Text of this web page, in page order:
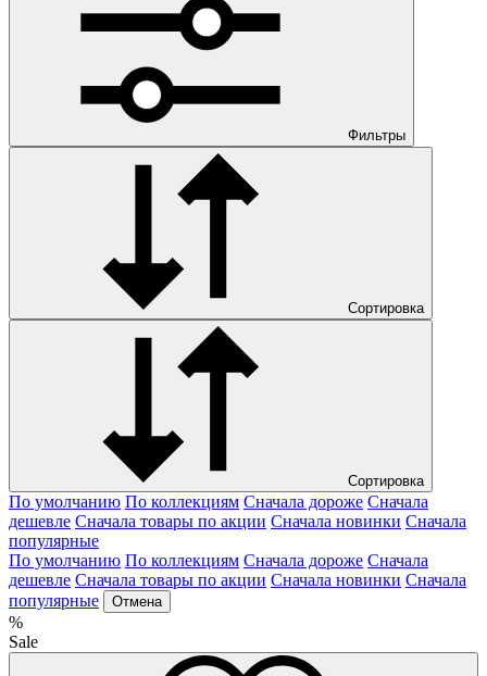
Фильтры
Сортировка
Сортировка
По умолчанию По коллекциям Сначала дороже Сначала
дешевле Сначала товары по акции Сначала новинки Сначала
популярные
По умолчанию По коллекциям Сначала дороже Сначала
дешевле Сначала товары по акции Сначала новинки Сначала
популярные
Отмена
%
Sale